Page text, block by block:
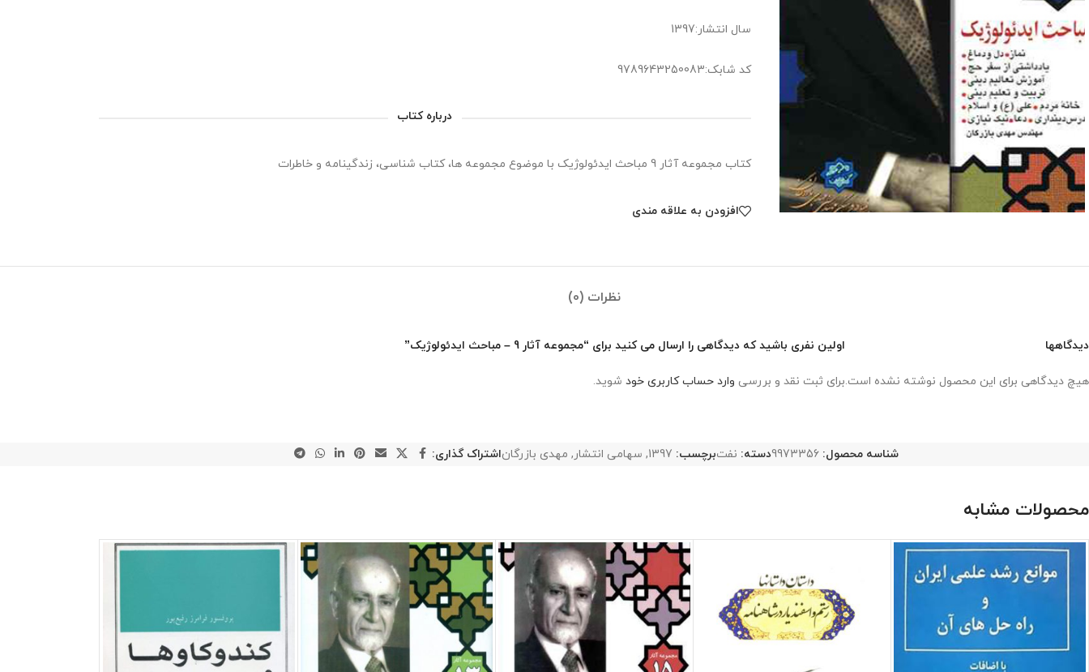
سال انتشار:1397
کد شابک:9789643250083
درباره کتاب
کتاب مجموعه آثار 9 مباحث ایدئولوژیک با موضوع مجموعه­ ها، كتاب­ شناسی، زندگی­نامه و خاطرات
افزودن به علاقه مندی
نظرات (0)
دیدگاهها
هیچ دیدگاهی برای این محصول نوشته نشده است.
اولین نفری باشید که دیدگاهی را ارسال می کنید برای “مجموعه آثار 9 – مباحث ایدئولوژیک”
برای ثبت نقد و بررسی وارد حساب کاربری خود شوید.
شناسه محصول: 9973356دسته: نفتبرچسب: 1397
, سهامی انتشار , مهدی بازرگاناشتراک گذاری:
محصولات مشابه